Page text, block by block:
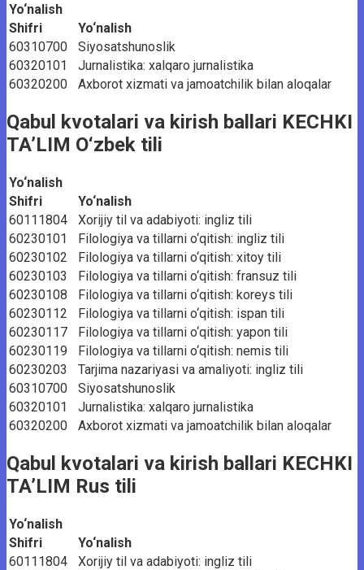
Yo‘nalish
Shifri
Yo‘nalish
60310700
Siyosatshunoslik
60320101
Jurnalistika: xalqaro jurnalistika
60320200
Axborot xizmati va jamoatchilik bilan aloqalar
Qabul kvotalari va kirish ballari KECHKI
TA’LIM O‘zbek tili
Yo‘nalish
Shifri
Yo‘nalish
60111804
Xorijiy til va adabiyoti: ingliz tili
60230101
Filologiya va tillarni o‘qitish: ingliz tili
60230102
Filologiya va tillarni o‘qitish: xitoy tili
60230103
Filologiya va tillarni o‘qitish: fransuz tili
60230108
Filologiya va tillarni o‘qitish: koreys tili
60230112
Filologiya va tillarni o‘qitish: ispan tili
60230117
Filologiya va tillarni o‘qitish: yapon tili
60230119
Filologiya va tillarni o‘qitish: nemis tili
60230203
Tarjima nazariyasi va amaliyoti: ingliz tili
60310700
Siyosatshunoslik
60320101
Jurnalistika: xalqaro jurnalistika
60320200
Axborot xizmati va jamoatchilik bilan aloqalar
Qabul kvotalari va kirish ballari KECHKI
TA’LIM Rus tili
Yo‘nalish
Shifri
Yo‘nalish
60111804
Xorijiy til va adabiyoti: ingliz tili